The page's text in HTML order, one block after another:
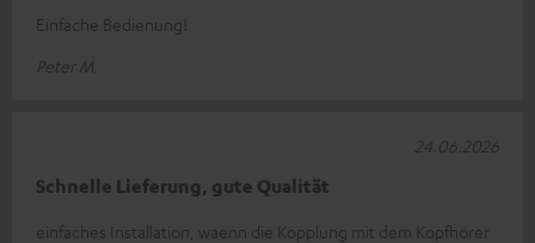
Einfache Bedienung!
Peter M.
Schnelle Lieferung, gute Qualität
einfaches Installation, waenn die Kopplung mit dem Kopfhörer
24.06.2026